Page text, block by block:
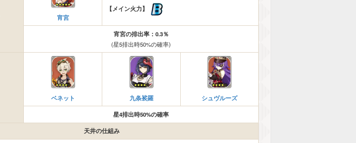
宵宮
【メイン火力】
宵宮の排出率：0.3％
(星5排出時50%の確率)
ベネット 九条裟羅 シュヴルーズ
星4排出時50%の確率
天井の仕組み